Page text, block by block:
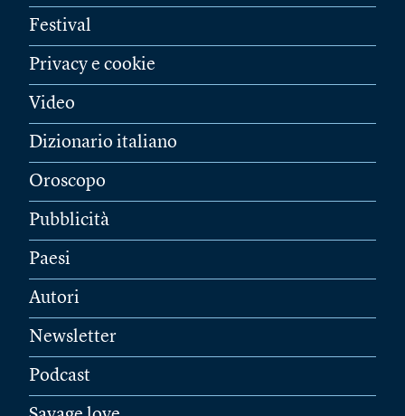
Festival
Privacy e cookie
Video
Dizionario italiano
Oroscopo
Pubblicità
Paesi
Autori
Newsletter
Podcast